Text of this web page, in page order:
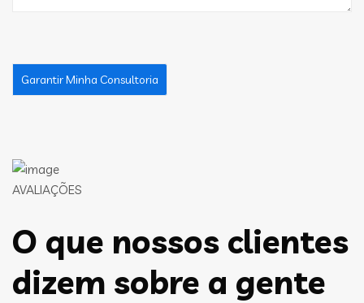
AVALIAÇÕES
O que nossos clientes
dizem sobre a gente